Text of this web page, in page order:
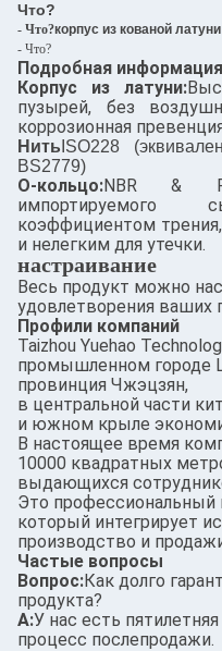
Что?
- Что?корпус из кованой латуни
- Что?
Подробная информация
Корпус из латуни:
пузырей, без
коррозионная
Нить ISO228
BS2779)
О-кольцо:NBR &
коэффициентом
и нелегким для утечки.
настраивание
Весь продукт можно
удовлетворения ваших
Профили компаний
Taizhou Yuehao
промышленном городе
провинция Чжэцзян,
в центральной части
и южном крыле
В настоящее время
10000 квадратных
выдающихся
Это профессиональный
который интегрирует
производство и
Частые вопросы
Вопрос:Как долго
продукта?
А:У нас есть
процесс послепродажи.